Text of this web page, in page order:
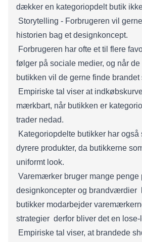
dækker en kategoriopdelt butik
 Storytelling - Forbrugeren vil
historien bag et designkoncept.
 Forbrugeren har ofte et til flere
følger på sociale medier, og når de
butikken vil de gerne finde brandet
 Empiriske tal viser at
mærkbart, når butikken er
trader nedad.
 Kategoriopdelte butikker har
dyrere produkter, da butikkerne
uniformt look.
 Varemærker bruger mange
designkoncepter og brandværdier
butikker modarbejder
strategier  derfor bliver det en lose-
 Empiriske tal viser, at brandede